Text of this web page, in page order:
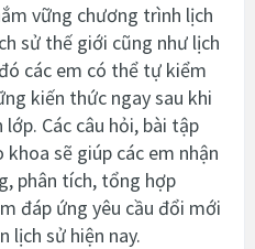
vững chương trình lịch
sử thế giới cũng như lịch
các em có thể tự kiểm
kiến thức ngay sau khi
Các câu hỏi, bài tập
sẽ giúp các em nhận
phân tích, tổng hợp
đáp ứng yêu cầu đổi mới
lịch sử hiện nay.